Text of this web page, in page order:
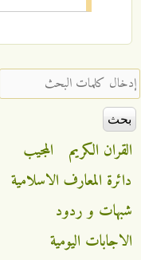
‏إدخال كلمات البحث ‏
القران الكريم
المجيب
دائرة المعارف الاسلامية
شبهات و ردود
الاجابات اليومية